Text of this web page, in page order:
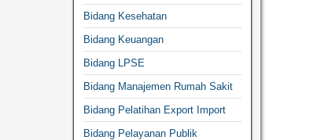
Bidang Kesehatan
Bidang Keuangan
Bidang LPSE
Bidang Manajemen Rumah Sakit
Bidang Pelatihan Export Import
Bidang Pelayanan Publik